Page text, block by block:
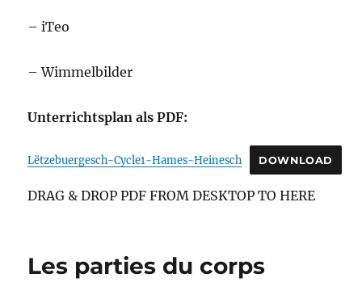
– iTeo
– Wimmelbilder
Unterrichtsplan als PDF:
Lëtzebuergesch-Cycle1-Hames-Heinesch DOWNLOAD
DRAG & DROP PDF FROM DESKTOP TO HERE
Les parties du corps